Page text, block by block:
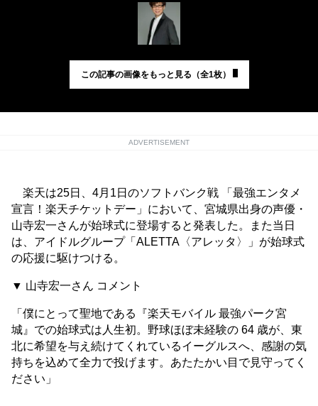
この記事の画像をもっと見る（全1枚）
ADVERTISEMENT
楽天は25日、4月1日のソフトバンク戦 「最強エンタメ
宣言！楽天チケットデー」において、宮城県出身の声優・
山寺宏一さんが始球式に登場すると発表した。また当日
は、アイドルグループ「ALETTA〈アレッタ〉」が始球式
の応援に駆けつける。
▼ 山寺宏一さん コメント
「僕にとって聖地である『楽天モバイル 最強パーク宮
城』での始球式は人生初。野球ほぼ未経験の 64 歳が、東
北に希望を与え続けてくれているイーグルスへ、感謝の気
持ちを込めて全力で投げます。あたたかい目で見守ってく
ださい」